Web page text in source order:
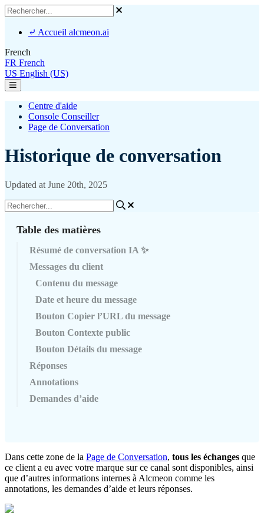
⤶ Accueil alcmeon.ai
French
FR French
US English (US)
Centre d'aide
Console Conseiller
Page de Conversation
Historique de conversation
Updated at June 20th, 2025
Table des matières
Résumé de conversation IA ✨
Messages du client
Contenu du message
Date et heure du message
Bouton Copier l’URL du message
Bouton Contexte public
Bouton Détails du message
Réponses
Annotations
Demandes d’aide
Dans cette zone de la Page de Conversation, tous les échanges que
ce client a eu avec votre marque sur ce canal sont disponibles, ainsi
que d’autres informations internes à Alcmeon comme les
annotations, les demandes d’aide et leurs réponses.